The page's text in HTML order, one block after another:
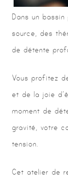
Dans un
source, des
de détente
Vous profitez
et de la joie
moment de
gravité, votre
tension.
Cet atelier de